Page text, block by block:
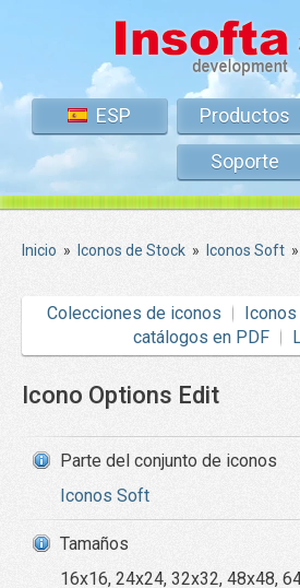
ESP Productos
Soporte
Inicio » Iconos de Stock » Iconos Soft »
Colecciones de iconos
catálogos en PDF
Icono Options Edit
Parte del conjunto de iconos
Iconos Soft
Tamaños
16x16, 24x24, 32x32, 48x48,